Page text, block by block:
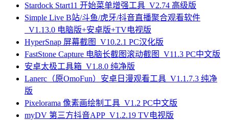
Stardock Start11 开始菜单增强工具_V2.74 高级版
Simple Live B站/斗鱼/虎牙/抖音直播聚合观看软件
_V1.13.0 电脑版+安卓版+TV电视版
HyperSnap 屏幕截图_V10.2.1 PC汉化版
FastStone Capture 电脑长截图滚动截图_V11.3 PC中文版
安卓太极工具箱_V1.8.0 纯净版
Lanerc（原OmoFun）安卓日漫观看工具_V1.1.7.3 纯净
版
Pixelorama 像素画绘制工具_V1.2 PC中文版
myDV 第三方抖音APP_V1.2.19 TV电视版